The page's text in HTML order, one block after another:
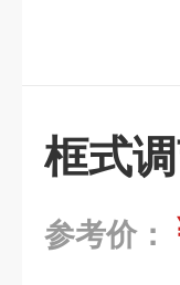
框式
参考价：